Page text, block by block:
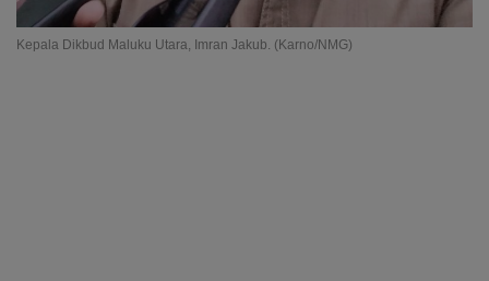
Kepala Dikbud Maluku Utara, Imran Jakub. (Karno/NMG)